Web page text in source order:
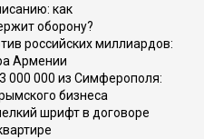
как
оборону?
российских миллиардов:
Армении
000 000 из Симферополя:
бизнеса
шрифт в договоре